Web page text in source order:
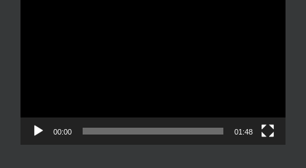
00:00 01:48